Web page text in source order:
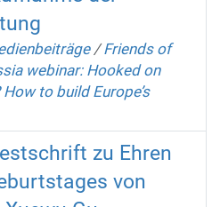
/Friends of
webinar: Hooked on
to build Europe’s
zu Ehren
von